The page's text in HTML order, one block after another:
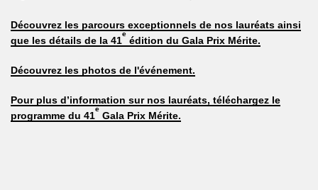
Découvrez les parcours exceptionnels de nos lauréats ainsi
que les détails de la 41
e
édition du Gala Prix Mérite.
Découvrez les photos de l'événement.
Pour plus d’information sur nos lauréats, téléchargez le
programme du 41
e
Gala Prix Mérite.